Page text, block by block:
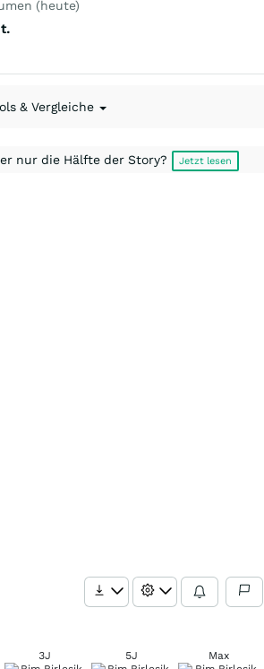
(heute)
& Vergleiche
nur die Hälfte der Story? Jetzt lesen
3J 5J Max